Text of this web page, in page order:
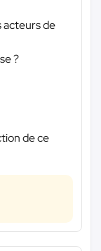
acteurs de
?
de ce